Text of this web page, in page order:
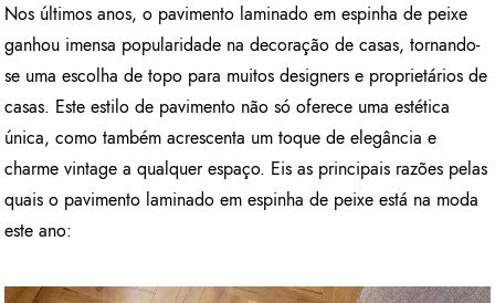
Nos últimos anos, o pavimento laminado em espinha de peixe
ganhou imensa popularidade na decoração de casas, tornando-
se uma escolha de topo para muitos designers e proprietários de
casas. Este estilo de pavimento não só oferece uma estética
única, como também acrescenta um toque de elegância e
charme vintage a qualquer espaço. Eis as principais razões pelas
quais o pavimento laminado em espinha de peixe está na moda
este ano: